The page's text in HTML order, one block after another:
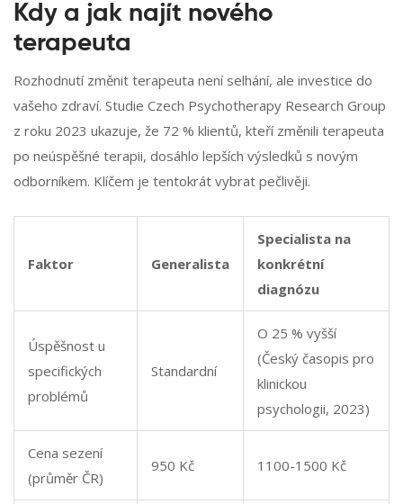
Kdy a jak najít nového
terapeuta
Rozhodnutí změnit terapeuta není selhání, ale investice do
vašeho zdraví. Studie Czech Psychotherapy Research Group
z roku 2023 ukazuje, že 72 % klientů, kteří změnili terapeuta
po neúspěšné terapii, dosáhlo lepších výsledků s novým
odborníkem. Klíčem je tentokrát vybrat pečlivěji.
Faktor Generalista
Specialista na
konkrétní
diagnózu
Úspěšnost u
specifických
problémů
Standardní
O 25 % vyšší
(Český časopis pro
klinickou
psychologii, 2023)
Cena sezení
(průměr ČR)
950 Kč 1100-1500 Kč